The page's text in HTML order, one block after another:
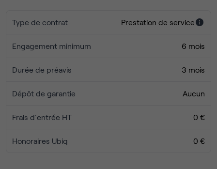
Type de contrat Prestation de service
Engagement minimum 6 mois
Durée de préavis 3 mois
Dépôt de garantie Aucun
Frais d'entrée HT 0 €
Honoraires Ubiq 0 €